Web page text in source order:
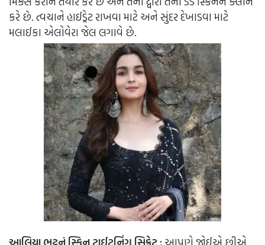
કરે છે. ત્વચાને હાઈડ્રેટ રાખવા માટે અને સુંદર દેખાડવા માટે
મલાઈકા એલોવેરા જેલ લગાવે છે.